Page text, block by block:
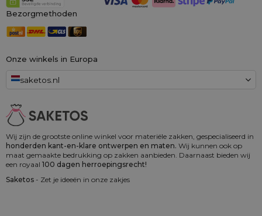
Wij zijn de grootste online winkel voor materiële zakken, gespecialiseerd in
honderden kant-en-klare ontwerpen en maten. Wij kunnen ook op
maat gemaakte bedrukking op zakken aanbieden. Daarnaast bieden wij
een royaal 100 dagen herroepingsrecht!
Saketos - Zet je ideeën in onze zakjes
Onze winkels in Europa
saketos.nl
Bezorgmethoden